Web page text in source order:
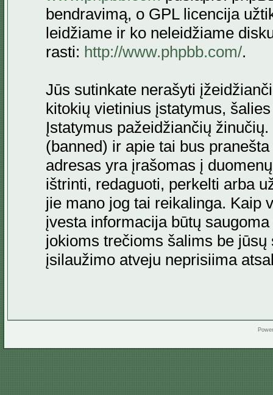
bendravimą, o GPL licencija
leidžiame ir ko neleidžiame
rasti: http://www.phpbb.com/.
Jūs sutinkate nerašyti
kitokių vietinius įstatymus,
Įstatymus pažeidžiančių
(banned) ir apie tai bus
adresas yra įrašomas į
ištrinti, redaguoti, perkelti arba
jie mano jog tai reikalinga. Kaip
įvesta informacija būtų
jokioms trečioms šalims be jūsų
įsilaužimo atveju neprisiima